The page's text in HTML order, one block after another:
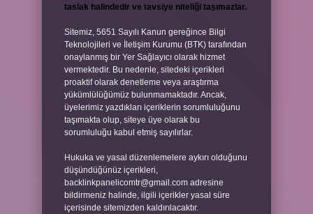
taslak halindedir ve tavsiye niteliği taşımazlar.
Sitemiz, 5651 Sayılı Kanun gereğince Bilgi
Teknolojileri ve İletişim Kurumu (BTK) tarafından
onaylanmış bir Yer Sağlayıcı olarak hizmet
vermektedir. Bu nedenle, sitedeki içerikleri
proaktif olarak denetleme veya araştırma
yükümlülüğümüz bulunmamaktadır. Ancak,
üyelerimiz yazdıkları içeriklerin sorumluluğunu
taşımakta olup, siteye üye olarak bu
sorumluluğu kabul etmiş sayılırlar.
Hukuka ve yasal düzenlemelere aykırı olduğunu
düşündüğünüz içerikleri,
backlinkpanelicomtr@gmail.com adresine
bildirmeniz halinde, ilgili içerikler yasal süre
içerisinde sitemizden kaldırılacaktır.